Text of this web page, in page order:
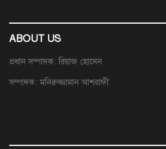
ABOUT US
প্রধান সম্পাদক: রিয়াজ হোসেন
সম্পাদক: মনিরুজ্জামান আশরাফী